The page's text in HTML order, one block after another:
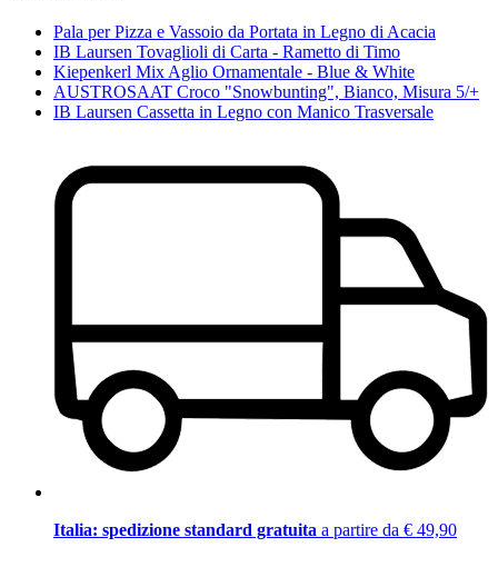
Pala per Pizza e Vassoio da Portata in Legno di Acacia
IB Laursen Tovaglioli di Carta - Rametto di Timo
Kiepenkerl Mix Aglio Ornamentale - Blue & White
AUSTROSAAT Croco "Snowbunting", Bianco, Misura 5/+
IB Laursen Cassetta in Legno con Manico Trasversale
Italia: spedizione standard gratuita a partire da € 49,90